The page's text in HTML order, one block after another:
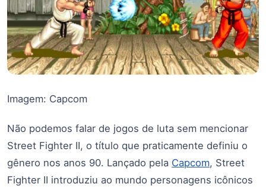
Imagem: Capcom
Não podemos falar de jogos de luta sem mencionar
Street Fighter II, o título que praticamente definiu o
gênero nos anos 90. Lançado pela Capcom, Street
Fighter II introduziu ao mundo personagens icônicos